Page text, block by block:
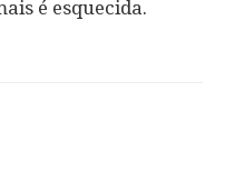
é esquecida.